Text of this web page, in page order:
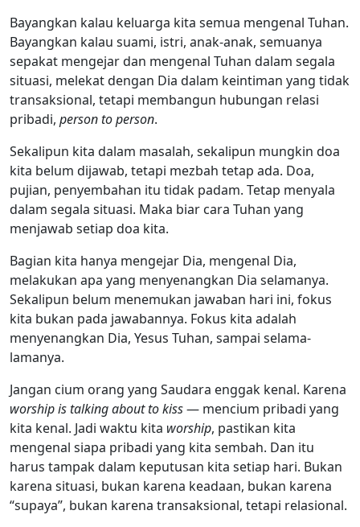
Bayangkan kalau keluarga kita semua mengenal Tuhan.
Bayangkan kalau suami, istri, anak-anak, semuanya
sepakat mengejar dan mengenal Tuhan dalam segala
situasi, melekat dengan Dia dalam keintiman yang tidak
transaksional, tetapi membangun hubungan relasi
pribadi, person to person.
Sekalipun kita dalam masalah, sekalipun mungkin doa
kita belum dijawab, tetapi mezbah tetap ada. Doa,
pujian, penyembahan itu tidak padam. Tetap menyala
dalam segala situasi. Maka biar cara Tuhan yang
menjawab setiap doa kita.
Bagian kita hanya mengejar Dia, mengenal Dia,
melakukan apa yang menyenangkan Dia selamanya.
Sekalipun belum menemukan jawaban hari ini, fokus
kita bukan pada jawabannya. Fokus kita adalah
menyenangkan Dia, Yesus Tuhan, sampai selama-
lamanya.
Jangan cium orang yang Saudara enggak kenal. Karena
worship is talking about to kiss— mencium pribadi yang
kita kenal. Jadi waktu kita worship, pastikan kita
mengenal siapa pribadi yang kita sembah. Dan itu
harus tampak dalam keputusan kita setiap hari. Bukan
karena situasi, bukan karena keadaan, bukan karena
“supaya”, bukan karena transaksional, tetapi relasional.